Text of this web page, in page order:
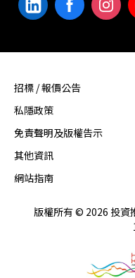
招標 / 報價公告
私隱政策
免責聲明及版權告示
其他資訊
網站指南
版權所有 © 2026 投資